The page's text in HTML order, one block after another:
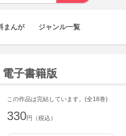
まんが ジャンル一覧
子書籍版
この作品は完結しています。(全18巻)
330円（税込）